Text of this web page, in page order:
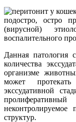
подостро, остро
(вирусной)
воспалительного
Данная патология
количества
организме
может
экссудативной
неконтролируемое
структур.